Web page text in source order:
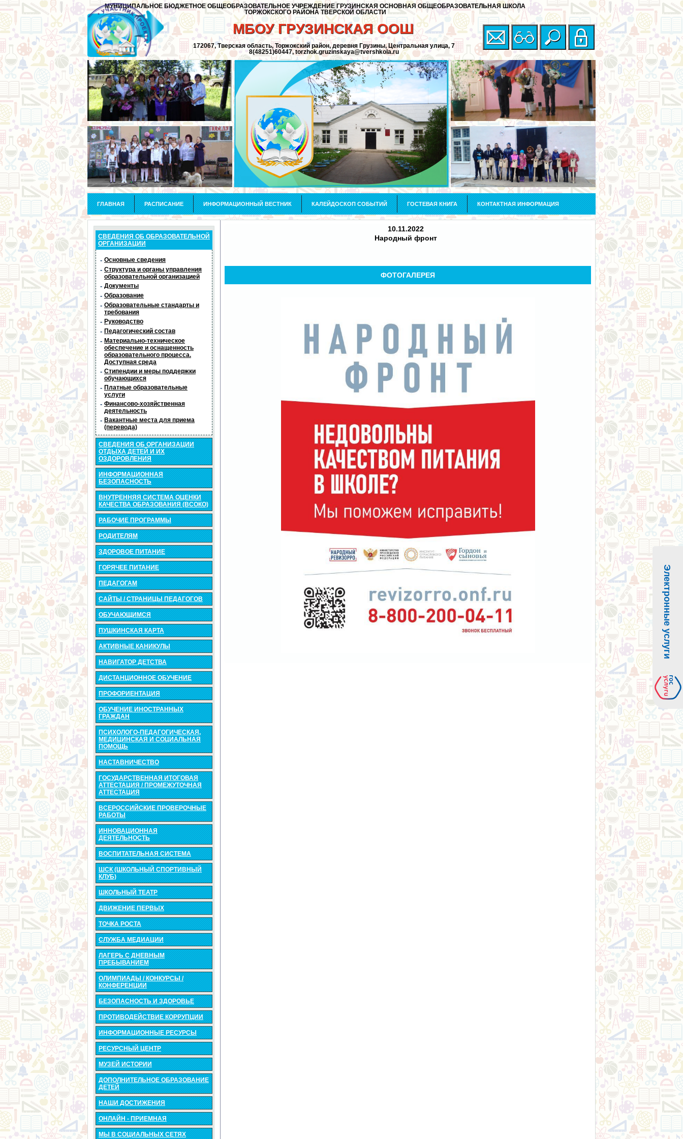
172067, Тверская область, Торжокский район, деревня Грузины, Центральная улица, 7
8(48251)60447, torzhok.gruzinskaya@tvershkola.ru
МБОУ ГРУЗИНСКАЯ ООШ
МУНИЦИПАЛЬНОЕ БЮДЖЕТНОЕ ОБЩЕОБРАЗОВАТЕЛЬНОЕ УЧРЕЖДЕНИЕ ГРУЗИНСКАЯ ОСНОВНАЯ ОБЩЕОБРАЗОВАТЕЛЬНАЯ ШКОЛА
ТОРЖОКСКОГО РАЙОНА ТВЕРСКОЙ ОБЛАСТИ
ГЛАВНАЯ РАСПИСАНИЕ ИНФОРМАЦИОННЫЙ ВЕСТНИК КАЛЕЙДОСКОП СОБЫТИЙ ГОСТЕВАЯ КНИГА КОНТАКТНАЯ ИНФОРМАЦИЯ
СВЕДЕНИЯ ОБ ОБРАЗОВАТЕЛЬНОЙ
ОРГАНИЗАЦИИ
- Основные сведения
- Структура и органы управления
образовательной организацией
- Документы
- Образование
- Образовательные стандарты и
требования
- Руководство
- Педагогический состав
- Материально-техническое
обеспечение и оснащенность
образовательного процесса.
Доступная среда
- Стипендии и меры поддержки
обучающихся
- Платные образовательные
услуги
- Финансово-хозяйственная
деятельность
- Вакантные места для приема
(перевода)
СВЕДЕНИЯ ОБ ОРГАНИЗАЦИИ
ОТДЫХА ДЕТЕЙ И ИХ
ОЗДОРОВЛЕНИЯ
ИНФОРМАЦИОННАЯ
БЕЗОПАСНОСТЬ
ВНУТРЕННЯЯ СИСТЕМА ОЦЕНКИ
КАЧЕСТВА ОБРАЗОВАНИЯ (ВСОКО)
РАБОЧИЕ ПРОГРАММЫ
РОДИТЕЛЯМ
ЗДОРОВОЕ ПИТАНИЕ
ГОРЯЧЕЕ ПИТАНИЕ
ПЕДАГОГАМ
САЙТЫ / СТРАНИЦЫ ПЕДАГОГОВ
ОБУЧАЮЩИМСЯ
ПУШКИНСКАЯ КАРТА
АКТИВНЫЕ КАНИКУЛЫ
НАВИГАТОР ДЕТСТВА
ДИСТАНЦИОННОЕ ОБУЧЕНИЕ
ПРОФОРИЕНТАЦИЯ
ОБУЧЕНИЕ ИНОСТРАННЫХ
ГРАЖДАН
ПСИХОЛОГО-ПЕДАГОГИЧЕСКАЯ,
МЕДИЦИНСКАЯ И СОЦИАЛЬНАЯ
ПОМОЩЬ
НАСТАВНИЧЕСТВО
ГОСУДАРСТВЕННАЯ ИТОГОВАЯ
АТТЕСТАЦИЯ / ПРОМЕЖУТОЧНАЯ
АТТЕСТАЦИЯ
ВСЕРОССИЙСКИЕ ПРОВЕРОЧНЫЕ
РАБОТЫ
ИННОВАЦИОННАЯ
ДЕЯТЕЛЬНОСТЬ
ВОСПИТАТЕЛЬНАЯ СИСТЕМА
ШСК (ШКОЛЬНЫЙ СПОРТИВНЫЙ
КЛУБ)
ШКОЛЬНЫЙ ТЕАТР
ДВИЖЕНИЕ ПЕРВЫХ
ТОЧКА РОСТА
СЛУЖБА МЕДИАЦИИ
ЛАГЕРЬ С ДНЕВНЫМ
ПРЕБЫВАНИЕМ
ОЛИМПИАДЫ / КОНКУРСЫ /
КОНФЕРЕНЦИИ
БЕЗОПАСНОСТЬ И ЗДОРОВЬЕ
ПРОТИВОДЕЙСТВИЕ КОРРУПЦИИ
ИНФОРМАЦИОННЫЕ РЕСУРСЫ
РЕСУРСНЫЙ ЦЕНТР
МУЗЕЙ ИСТОРИИ
ДОПОЛНИТЕЛЬНОЕ ОБРАЗОВАНИЕ
ДЕТЕЙ
НАШИ ДОСТИЖЕНИЯ
ОНЛАЙН - ПРИЕМНАЯ
МЫ В СОЦИАЛЬНЫХ СЕТЯХ
10.11.2022
Народный фронт
ФОТОГАЛЕРЕЯ
Электронные услуги